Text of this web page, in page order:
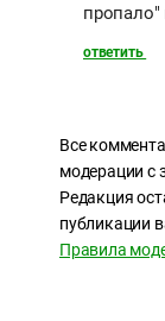
ответить
Все
модерации с
Редакция
публикации
Правила